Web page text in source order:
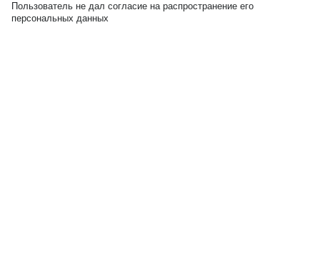
Пользователь не дал согласие на распространение его
персональных данных